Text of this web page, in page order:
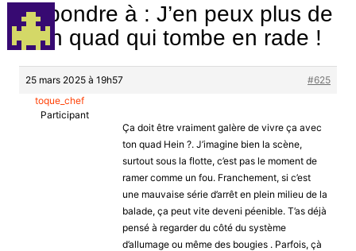
Répondre à : J’en peux plus de
mon quad qui tombe en rade !
25 mars 2025 à 19h57
#625
toque_chef
Participant
Ça doit être vraiment galère de vivre ça avec
ton quad Hein ?. J’imagine bien la scène,
surtout sous la flotte, c’est pas le moment de
ramer comme un fou. Franchement, si c’est
une mauvaise série d’arrêt en plein milieu de la
balade, ça peut vite deveni péenible. T’as déjà
pensé à regarder du côté du système
d’allumage ou même des bougies . Parfois, çà